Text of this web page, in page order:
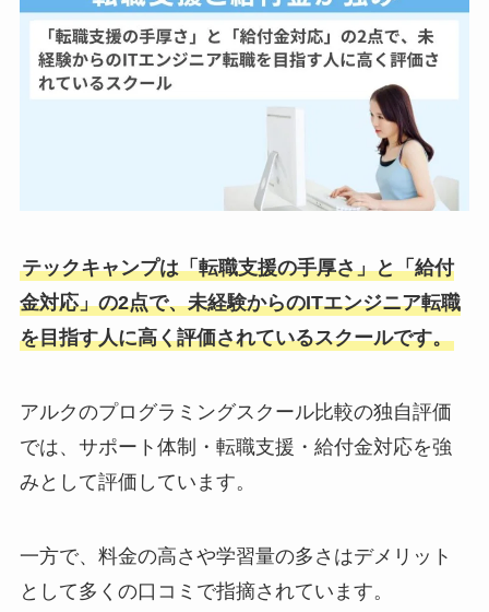
テックキャンプは「転職支援の手厚さ」と「給付
金対応」の2点で、未経験からのITエンジニア転職
を目指す人に高く評価されているスクールです。
アルクのプログラミングスクール比較の独自評価
では、サポート体制・転職支援・給付金対応を強
みとして評価しています。
一方で、料金の高さや学習量の多さはデメリット
として多くの口コミで指摘されています。